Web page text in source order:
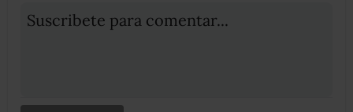
Suscribete para comentar...